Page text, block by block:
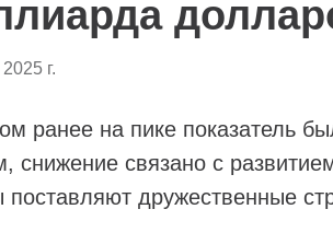
г.
ранее на пике показатель
снижение связано с
поставляют дружественные